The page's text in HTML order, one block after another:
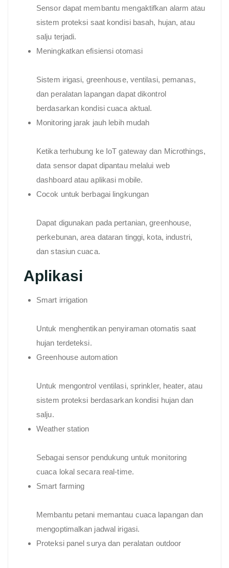
Sensor dapat membantu mengaktifkan alarm atau
sistem proteksi saat kondisi basah, hujan, atau
salju terjadi.
Meningkatkan efisiensi otomasi
Sistem irigasi, greenhouse, ventilasi, pemanas,
dan peralatan lapangan dapat dikontrol
berdasarkan kondisi cuaca aktual.
Monitoring jarak jauh lebih mudah
Ketika terhubung ke IoT gateway dan Microthings,
data sensor dapat dipantau melalui web
dashboard atau aplikasi mobile.
Cocok untuk berbagai lingkungan
Dapat digunakan pada pertanian, greenhouse,
perkebunan, area dataran tinggi, kota, industri,
dan stasiun cuaca.
Aplikasi
Smart irrigation
Untuk menghentikan penyiraman otomatis saat
hujan terdeteksi.
Greenhouse automation
Untuk mengontrol ventilasi, sprinkler, heater, atau
sistem proteksi berdasarkan kondisi hujan dan
salju.
Weather station
Sebagai sensor pendukung untuk monitoring
cuaca lokal secara real-time.
Smart farming
Membantu petani memantau cuaca lapangan dan
mengoptimalkan jadwal irigasi.
Proteksi panel surya dan peralatan outdoor